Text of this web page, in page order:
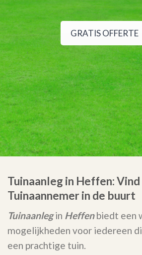
GRATIS OFFERTE
Tuinaanleg in Heffen:
Tuinaannemer in de buurt
Tuinaanlegin Heffenbiedt een
mogelijkheden voor iedereen
een prachtige tuin.